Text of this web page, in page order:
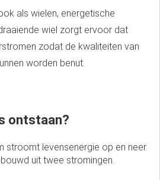
als wielen, energetische
wiel zorgt ervoor dat
zodat de kwaliteiten van
worden benut.
ontstaan?
stroomt levensenergie op en neer.
uit twee stromingen.